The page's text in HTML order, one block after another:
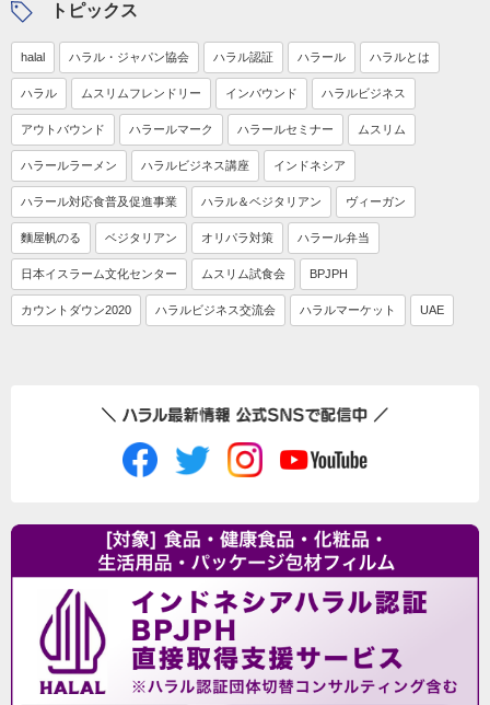
トピックス
halal ハラル・ジャパン協会 ハラル認証 ハラール ハラルとは
ハラル ムスリムフレンドリー インバウンド ハラルビジネス
アウトバウンド ハラールマーク ハラールセミナー ムスリム
ハラールラーメン ハラルビジネス講座 インドネシア
ハラール対応食普及促進事業 ハラル＆ベジタリアン ヴィーガン
麵屋帆のる ベジタリアン オリパラ対策 ハラール弁当
日本イスラーム文化センター ムスリム試食会 BPJPH
カウントダウン2020 ハラルビジネス交流会 ハラルマーケット UAE